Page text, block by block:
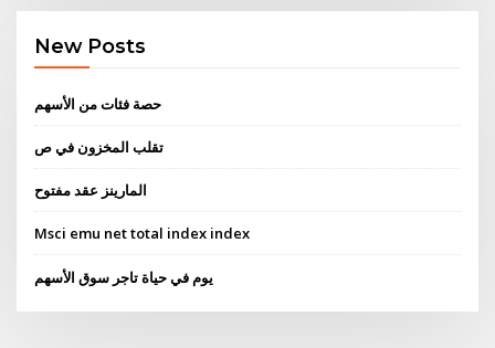
New Posts
حصة فئات من الأسهم
تقلب المخزون في ص
المارينز عقد مفتوح
Msci emu net total index index
يوم في حياة تاجر سوق الأسهم